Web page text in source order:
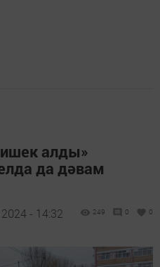
алды»
да дәвам
- 14:32 249 0 0